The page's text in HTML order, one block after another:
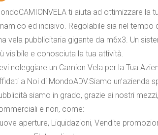
ti aiuta ad ottimizzare la
ed incisivo. Regolabile sia nel
vela pubblicitaria gigante da m6x3. Un
visibile e conosciuta la tua attività.
noleggiare un Camion Vela per la Tua
a Noi di MondoADV.Siamo un’azienda
siamo in grado, grazie ai nostri
e non, come:
aperture, Liquidazioni, Vendite